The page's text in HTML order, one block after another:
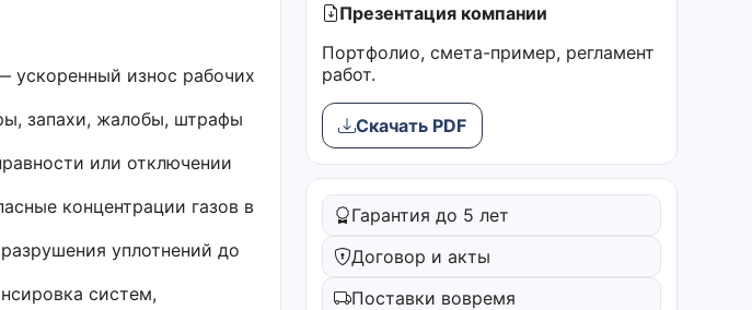
ускоренный износ рабочих
запахи, жалобы, штрафы
или отключении
концентрации газов в
уплотнений до
систем,
Презентация компании
Портфолио, смета-пример, регламент
работ.
Скачать PDF
Гарантия до 5 лет
Договор и акты
Поставки вовремя